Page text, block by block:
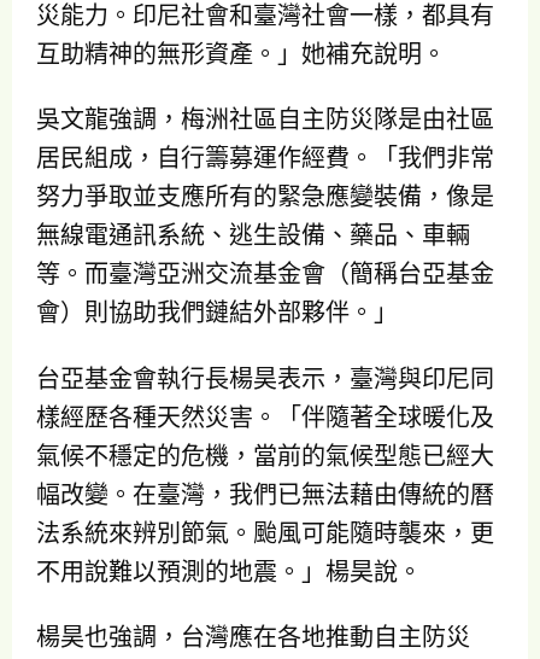
災能力。印尼社會和臺灣社會一樣，都具有
互助精神的無形資產。」她補充說明。
吳文龍強調，梅洲社區自主防災隊是由社區
居民組成，自行籌募運作經費。「我們非常
努力爭取並支應所有的緊急應變裝備，像是
無線電通訊系統、逃生設備、藥品、車輛
等。而臺灣亞洲交流基金會（簡稱台亞基金
會）則協助我們鏈結外部夥伴。」
台亞基金會執行長楊昊表示，臺灣與印尼同
樣經歷各種天然災害。「伴隨著全球暖化及
氣候不穩定的危機，當前的氣候型態已經大
幅改變。在臺灣，我們已無法藉由傳統的曆
法系統來辨別節氣。颱風可能隨時襲來，更
不用說難以預測的地震。」楊昊說。
楊昊也強調，台灣應在各地推動自主防災